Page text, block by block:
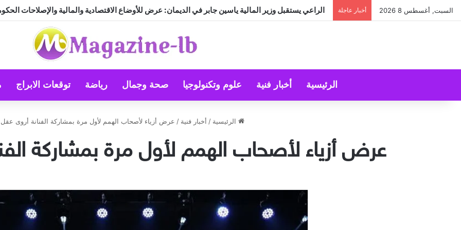
السبت, أغسطس 8 2026 أخبار عاجلة الراعي يستقبل وزير المالية ياسين جابر في الديمان: عرض للأوضاع الاقتصادية والمالية والإصلاحات
الرئيسية أخبار فنية علوم وتكنولوجيا صحة وجمال رياضة توقعات الابراج
الرئيسية / أخبار فنية / عرض أزياء لأصحاب الهمم لأول مرة بمشاركة الفنانة أروى عقل
عرض أزياء لأصحاب الهمم لأول مرة بمشاركة